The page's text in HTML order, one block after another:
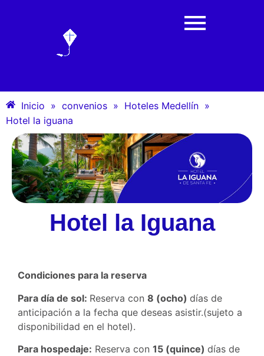
Inicio » convenios » Hoteles Medellín »
Hotel la iguana
Hotel la Iguana
Condiciones para la reserva
Para día de sol: Reserva con 8 (ocho) días de
anticipación a la fecha que deseas asistir.(sujeto a
disponibilidad en el hotel).
Para hospedaje: Reserva con 15 (quince) días de